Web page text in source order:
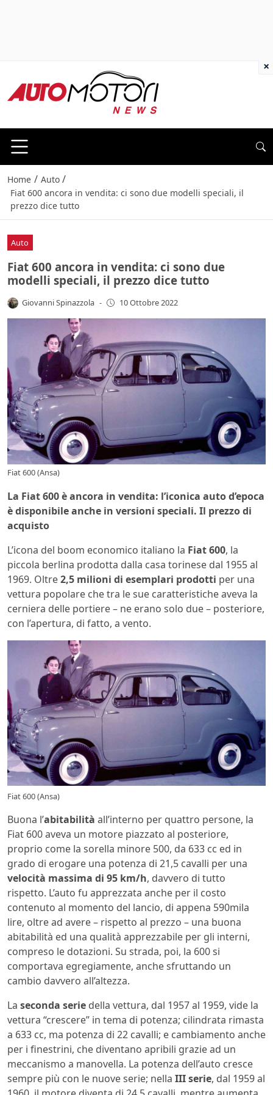
Home / Auto /
Fiat 600 ancora in vendita: ci sono due modelli speciali, il
prezzo dice tutto
Auto
Fiat 600 ancora in vendita: ci sono due
modelli speciali, il prezzo dice tutto
Giovanni Spinazzola - 10 Ottobre 2022
Fiat 600 (Ansa)
La Fiat 600 è ancora in vendita: l’iconica auto d’epoca
è disponibile anche in versioni speciali. Il prezzo di
acquisto
L’icona del boom economico italiano la Fiat 600, la
piccola berlina prodotta dalla casa torinese dal 1955 al
1969. Oltre2,5 milioni di esemplari prodotti per una
vettura popolare che tra le sue caratteristiche aveva la
cerniera delle portiere – ne erano solo due – posteriore,
con l’apertura, di fatto, a vento.
Fiat 600 (Ansa)
Buona l’abitabilità all’interno per quattro persone, la
Fiat 600 aveva un motore piazzato al posteriore,
proprio come la sorella minore 500, da 633 cc ed in
grado di erogare una potenza di 21,5 cavalli per una
velocità massima di 95 km/h, davvero di tutto
rispetto. L’auto fu apprezzata anche per il costo
contenuto al momento del lancio, di appena 590mila
lire, oltre ad avere – rispetto al prezzo – una buona
abitabilità ed una qualità apprezzabile per gli interni,
compreso le dotazioni. Su strada, poi, la 600 si
comportava egregiamente, anche sfruttando un
cambio davvero all’altezza.
La seconda serie della vettura, dal 1957 al 1959, vide la
vettura “crescere” in tema di potenza; cilindrata rimasta
a 633 cc, ma potenza di 22 cavalli; e cambiamento anche
per i finestrini, che diventano apribili grazie ad un
meccanismo a manovella. La potenza dell’auto cresce
sempre più con le nuove serie; nella III serie, dal 1959 al
×